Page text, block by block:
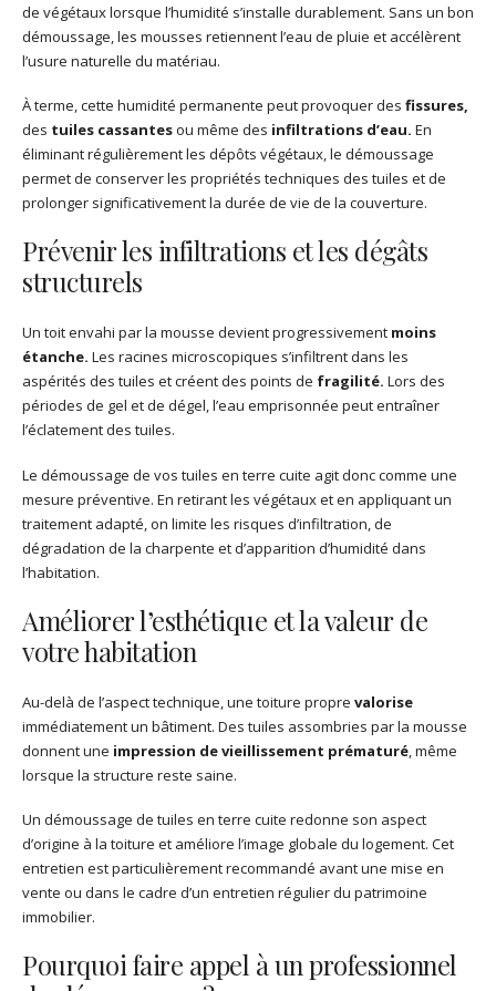
de végétaux lorsque l’humidité s’installe durablement. Sans un bon
démoussage, les mousses retiennent l’eau de pluie et accélèrent
l’usure naturelle du matériau.
À terme, cette humidité permanente peut provoquer des fissures,
des tuiles cassantesou même des infiltrations d’eau. En
éliminant régulièrement les dépôts végétaux, le démoussage
permet de conserver les propriétés techniques des tuiles et de
prolonger significativement la durée de vie de la couverture.
Prévenir les infiltrations et les dégâts
structurels
Un toit envahi par la mousse devient progressivement moins
étanche. Les racines microscopiques s’infiltrent dans les
aspérités des tuiles et créent des points de fragilité. Lors des
périodes de gel et de dégel, l’eau emprisonnée peut entraîner
l’éclatement des tuiles.
Le démoussage de vos tuiles en terre cuite agit donc comme une
mesure préventive. En retirant les végétaux et en appliquant un
traitement adapté, on limite les risques d’infiltration, de
dégradation de la charpente et d’apparition d’humidité dans
l’habitation.
Améliorer l’esthétique et la valeur de
votre habitation
Au-delà de l’aspect technique, une toiture propre valorise
immédiatement un bâtiment. Des tuiles assombries par la mousse
donnent une impression de vieillissement prématuré, même
lorsque la structure reste saine.
Un démoussage de tuiles en terre cuite redonne son aspect
d’origine à la toiture et améliore l’image globale du logement. Cet
entretien est particulièrement recommandé avant une mise en
vente ou dans le cadre d’un entretien régulier du patrimoine
immobilier.
Pourquoi faire appel à un professionnel